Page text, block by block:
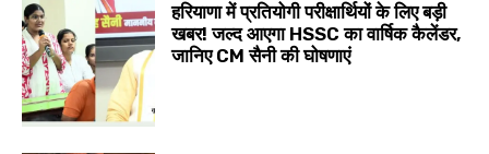
हरियाणा में प्रतियोगी परीक्षार्थियों के लिए बड़ी
खबर! जल्द आएगा HSSC का वार्षिक कैलेंडर,
जानिए CM सैनी की घोषणाएं